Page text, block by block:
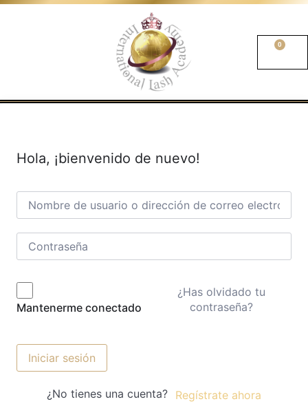
0
Hola, ¡bienvenido de nuevo!
Mantenerme conectado
¿Has olvidado tu
contraseña?
Iniciar sesión
¿No tienes una cuenta? Regístrate ahora